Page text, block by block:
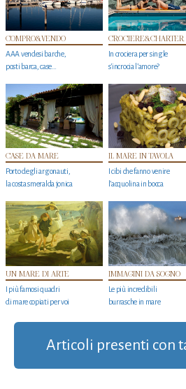
COMPRO&VENDO
AAA vendesi barche,
posti barca, case…
CROCIERE&CHARTER
In crociera per single
s'incrocia l’amore?
CASE DA MARE
Porto degli argonauti,
la costa smeralda jonica
IL MARE IN TAVOLA
I cibi che fanno venire
l’acquolina in bocca
UN MARE DI ARTE
I più famosi quadri
di mare copiati per voi
IMMAGINI DA SOGNO
Le più incredibili
burrasche in mare
Articoli presenti con